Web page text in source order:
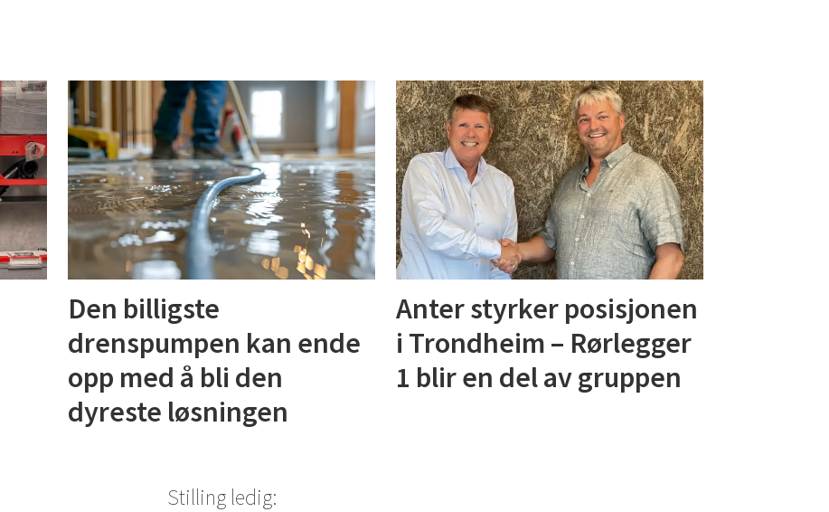
Den billigste
drenspumpen kan ende
opp med å bli den
dyreste løsningen
Anter styrker posisjonen
i Trondheim – Rørlegger
1 blir en del av gruppen
Stilling ledig: